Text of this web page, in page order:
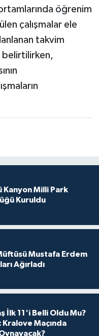
öğrenim
çalışmalar ele
takvim
Kanyon Milli Park
Kuruldu
Mustafa Erdem
Ağırladı
İlk 11'i Belli Oldu Mu?
Kralove Maçında